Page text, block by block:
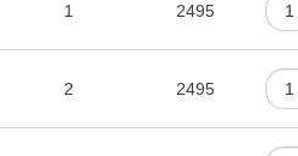
1 2495
2 2495